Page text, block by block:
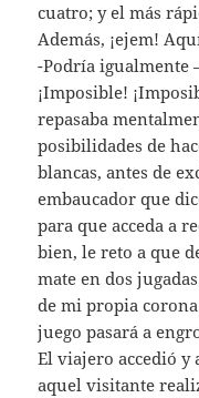
cuatro; y el más
Además, ¡ejem!
-Podría igualmente
¡Imposible!
repasaba
posibilidades de
blancas, antes de
embaucador que
para que acceda a
bien, le reto a que
mate en dos
de mi propia
juego pasará a
El viajero accedió y
aquel visitante